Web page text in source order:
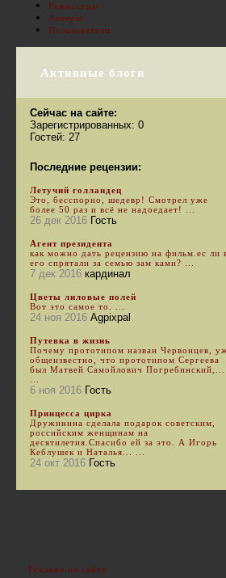
Режиссеры
Актеры
Пользователи
Активные блоги
Сейчас на сайте:
Зарегистрированных: 0
Гостей: 27
Последние рецензии:
Летучий голландец
Это, бесспорно, шедевр! Смотрел уже
более 50 раз и всё не надоедает! ...
26 дек 2016 Гость
Агент президента
как можно дать рецензию на фильм.ес ли
его спрятали за семью зам ками? ...
7 дек 2016 кардинал
Цветы лиловые полей
Вот это самое то. ...
24 ноя 2016 Agpixpal
Путевка в жизнь
Почему прототипом назван Червонцев,
общеизвестно, что прототипом Сергеева
был Матвей Самойлович Погребинский,...
6 ноя 2016 Гость
Принцесса цирка
Дружинина сделала подарок советским,
российским женщинам на
десятилетия.Спасибо ей за это. А Игорь
Кеблушек и Наталья... ...
24 окт 2016 Гость
Реклама на сайте